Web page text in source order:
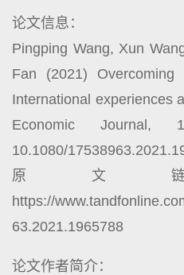
论文信息：
Pingping Wang, Xun
Fan (2021) Overcoming
International experiences
Economic Journal,
10.1080/
原文
https://
63.2021.1965788
论文作者简介：